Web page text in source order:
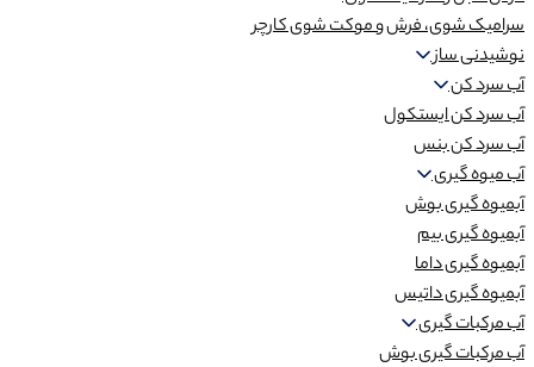
سرامیک شوی، فرش و موکت شوی کارچر
نوشیدنی ساز
آب سرد کن
آب سرد کن ایستکول
آب سرد کن بنس
آب میوه گیری
آبمیوه گیری بوش
آبمیوه گیری بیم
آبمیوه گیری داما
آبمیوه گیری داتیس
آب مرکبات گیری
آب مرکبات گیری بوش